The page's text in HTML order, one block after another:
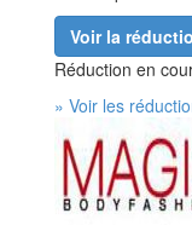
Voir la
Réduction en
» Voir les